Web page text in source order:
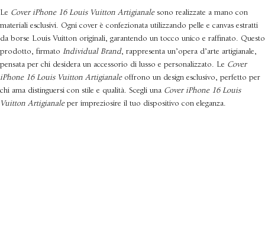
Le Cover iPhone 16 Louis Vuitton Artigianalesono realizzate a mano con
materiali esclusivi. Ogni cover è confezionata utilizzando pelle e canvas estratti
da borse Louis Vuitton originali, garantendo un tocco unico e raffinato. Questo
prodotto, firmato Individual Brand, rappresenta un’opera d’arte artigianale,
pensata per chi desidera un accessorio di lusso e personalizzato. Le Cover
iPhone 16 Louis Vuitton Artigianaleoffrono un design esclusivo, perfetto per
chi ama distinguersi con stile e qualità. Scegli una Cover iPhone 16 Louis
Vuitton Artigianaleper impreziosire il tuo dispositivo con eleganza.